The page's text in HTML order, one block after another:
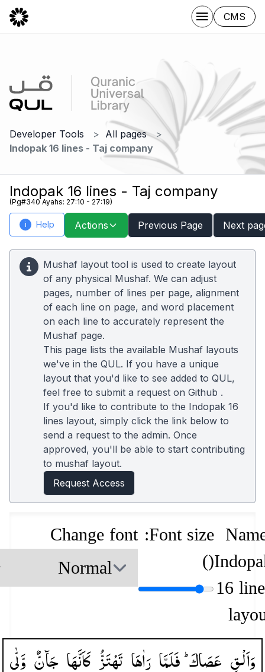
CMS
Developer Tools
All pages
Indopak 16 lines - Taj company
Indopak 16 lines - Taj company
(Pg#340 Ayahs: 27:10 - 27:19)
i Help Actions Previous Page Next
Mushaf layout tool is used to create layout
of any physical Mushaf. We can adjust
pages, number of lines per page, alignment
of each line on page, and word placement
on each line to accurately represent the
Mushaf page.
This page lists the available Mushaf layouts
we've in the QUL. If you have a unique
layout that you'd like to see added to QUL,
feel free to submit a request on Github .
If you'd like to contribute to the Indopak 16
lines layout, simply click the link below to
send a request to the admin. Once
approved, you'll be able to start contributing
to mushaf layout.
Request Access
16
Font size:
(
)
Change font
وَاَلْقِ عَصَاكَ ؕ فَلَمَّا رَاٰهَا تَهْتَزُّ كَاَنَّهَا جَآنٌّ وَّلّٰی